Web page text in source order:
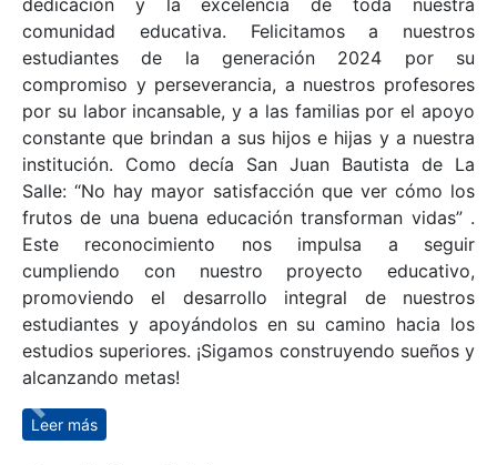
Anterior
anunciar que nuestro Colegio San Gregorio de La
Salle ha sido destacado por Diario La Tercera como
el primer lugar en puntajes PAES de nuestra comuna,
alcanzando una posición destacada en el ranking
nacional (#926 dentro de los 1.000 mejores colegios
de Chile). Este logro es un reflejo del esfuerzo, la
dedicación y la excelencia de toda nuestra
comunidad educativa. Felicitamos a nuestros
estudiantes de la generación 2024 por su
compromiso y perseverancia, a nuestros profesores
por su labor incansable, y a las familias por el apoyo
constante que brindan a sus hijos e hijas y a nuestra
institución. Como decía San Juan Bautista de La
Salle: “No hay mayor satisfacción que ver cómo los
Este reconocimiento nos impulsa a seguir